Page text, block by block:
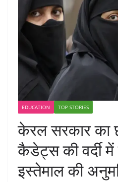
EDUCATION TOP STORIES
केरल सरकार का
कैडेट्स की वर्दी
इस्तेमाल की